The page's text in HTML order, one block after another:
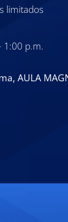
limitados
1:00 p.m.
AULA